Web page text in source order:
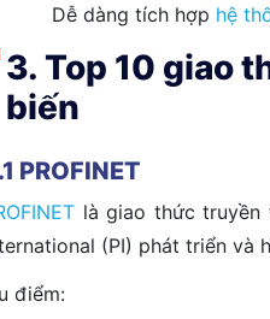
Dễ dàng tích hợp hệ
3. Top 10 giao
biến
PROFINET
là giao thức truyền
(PI) phát triển và
điểm: